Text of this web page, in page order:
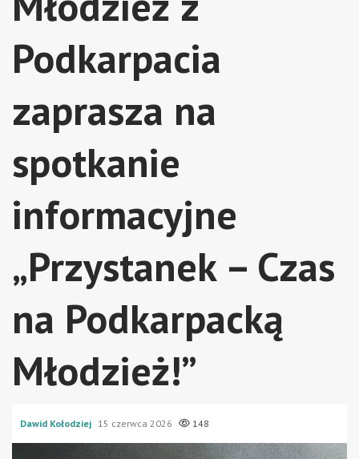
Podkarpacia
zaprasza na
spotkanie
informacyjne
„Przystanek – Czas
na Podkarpacką
Młodzież!”
Dawid Kołodziej 15 czerwca 2026 148